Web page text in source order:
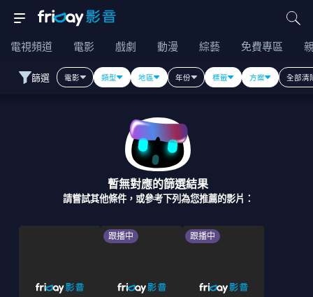
電視頻道 電影 戲劇 動漫 綜藝 免費專區
篩選 電影 類型 地區 年份 標籤 方案 全部清
暫無對應的篩選結果
請嘗試其他條件，或參考下列為您推薦的影片：
跟播中 跟播中